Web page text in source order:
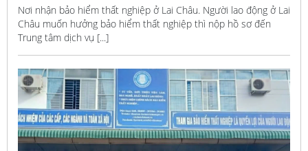
Nơi nhận bảo hiểm thất nghiệp ở Lai Châu. Người lao động ở Lai
Châu muốn hưởng bảo hiểm thất nghiệp thì nộp hồ sơ đến
Trung tâm dịch vụ [...]